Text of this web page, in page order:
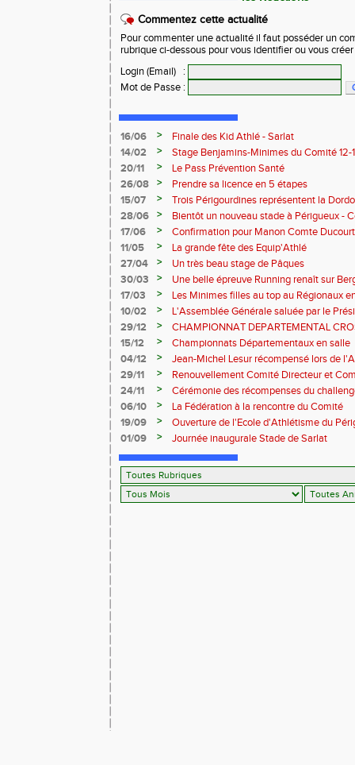
Commentez cette actualité
Pour commenter une actualité il faut posséder un
rubrique ci-dessous pour vous identifier ou vous
Login (Email)
:
Mot de Passe :
16/06 >
Finale des Kid Athlé - Sarlat
14/02
>
Stage Benjamins-Minimes du Comité 12-
succès.
20/11 >
Le Pass Prévention Santé
26/08
>
Prendre sa licence en 5 étapes
15/07
>
Trois Périgourdines représentent la
28/06
>
Bientôt un nouveau stade à Périgueux -
17/06
>
Confirmation pour Manon Comte Ducourt
11/05
>
La grande fête des Equip'Athlé
27/04
>
Un très beau stage de Pâques
30/03
>
Une belle épreuve Running renaît sur
17/03
>
Les Minimes filles au top au Régionaux
10/02
>
L'Assemblée Générale saluée par le
29/12
>
CHAMPIONNAT DEPARTEMENTAL
2024/2025
15/12 >
Championnats Départementaux en salle
04/12
>
Jean-Michel Lesur récompensé lors de
29/11
>
Renouvellement Comité Directeur et
24/11
>
Cérémonie des récompenses du
Périgord" saison 2024
06/10 >
La Fédération à la rencontre du Comité
19/09
>
Ouverture de l'Ecole d'Athlétisme du
01/09
> Journée inaugurale Stade de Sarlat